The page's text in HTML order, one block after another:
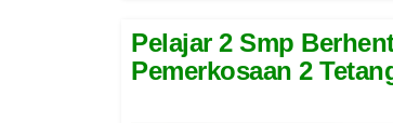
Pelajar 2 Smp
Pemerkosaan 2